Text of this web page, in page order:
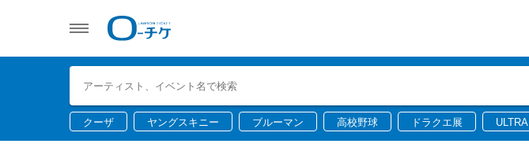
クーザ ヤングスキニー ブルーマン 高校野球 ドラクエ展